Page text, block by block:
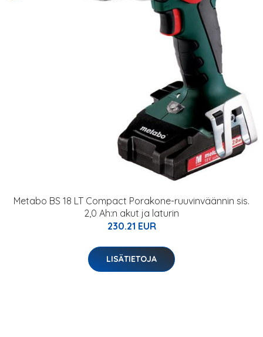
Metabo BS 18 LT Compact Porakone-ruuvinväännin sis.
2,0 Ah:n akut ja laturin
230.21 EUR
LISÄTIETOJA